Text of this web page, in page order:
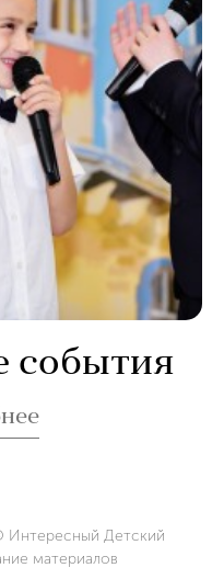
события
Интересный Детский
материалов